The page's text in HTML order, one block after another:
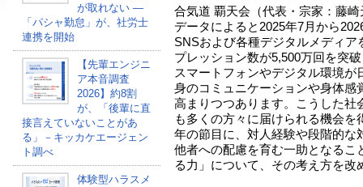
が取れない ―
「パシャ勤怠」が、社労士
連携を開始
【先輩エンジニ
ア本音調査
2026】約8割
が、「後輩に直
接言えていないことがあ
る」－キッカケエージェン
ト調べ
体験型ハラスメ
合気道 覇天会（代表・宗家：藤
データによると2025年7月から
SNSおよび各種デジタルメディ
プレッション数が5,500万回を突
スマートフォンやデジタル環境が
身のコミュニケーションや身体感
高まりつつあります。こうした社
も多くの方々に届けられる機会を
年の節目に、対人経験や段階的な
他者への配慮を育む一助となるこ
る力」について、その考え方を改